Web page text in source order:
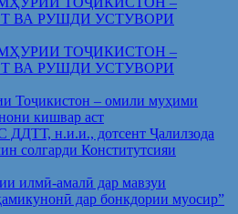
ВА РУШДИ УСТУВОРИ
ТОҶИКИСТОН –
ВА РУШДИ УСТУВОРИ
Тоҷикистон – омили муҳими
кишвар аст
ДДТТ, н.и.и., дотсент Ҷалилзода
солгарди Конститутсияи
илмӣ-амалӣ дар мавзуи
дар бонкдории муосир”